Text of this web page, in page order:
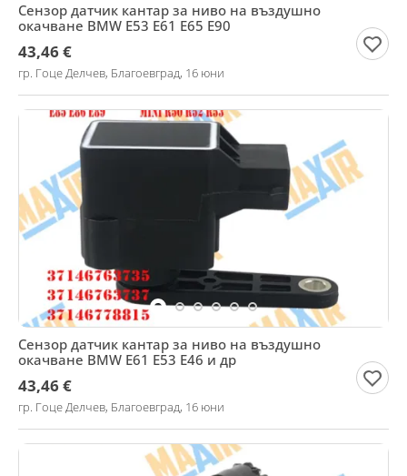
Сензор датчик кантар за ниво на въздушно
окачване BMW E53 E61 E65 E90
43,46 €
гр. Гоце Делчев, Благоевград, 16 юни
Сензор датчик кантар за ниво на въздушно
окачване BMW E61 Е53 Е46 и др
43,46 €
гр. Гоце Делчев, Благоевград, 16 юни